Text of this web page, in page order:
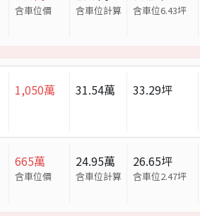
含車位價 含車位計算 含車位6.43坪
1,050萬 31.54萬 33.29坪
665萬
含車位價
24.95萬
含車位計算
26.65坪
含車位2.47坪